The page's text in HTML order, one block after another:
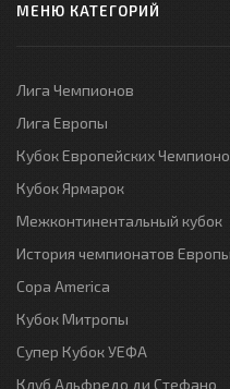
МЕНЮ КАТЕГОРИЙ
Лига Чемпионов
Лига Европы
Кубок Европейских
Кубок Ярмарок
Межконтинентальный кубок
История чемпионатов Европы
Copa America
Кубок Митропы
Супер Кубок УЕФА
Клуб Альфредо ди Стефано